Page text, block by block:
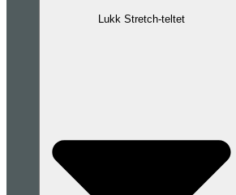
Lukk Stretch-teltet